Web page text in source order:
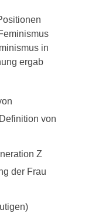
in
ergab
von
Z
der Frau